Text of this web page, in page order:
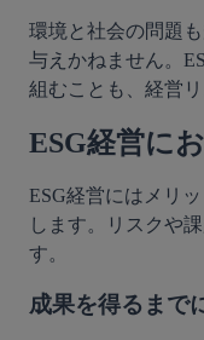
環境と社会の問題
与えかねません。
組むことも、経営
ESG経営に
ESG経営にはメリ
します。リスクや
す。
成果を得るまで